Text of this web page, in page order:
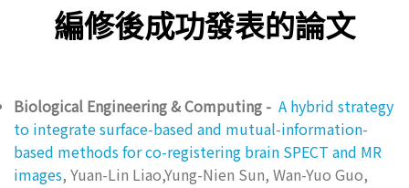
編修後成功發表的論文
Biological Engineering & Computing - A hybrid strategy
to integrate surface-based and mutual-information-
based methods for co-registering brain SPECT and MR
images, Yuan-Lin Liao,Yung-Nien Sun, Wan-Yuo Guo,